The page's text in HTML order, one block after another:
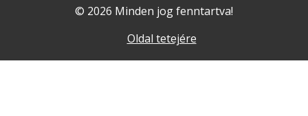
© 2026 Minden jog fenntartva!
Oldal tetejére